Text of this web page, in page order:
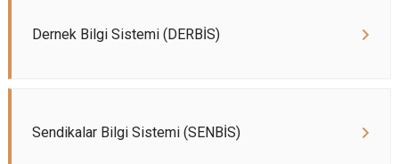
Dernek Bilgi Sistemi (DERBİS)
Sendikalar Bilgi Sistemi (SENBİS)